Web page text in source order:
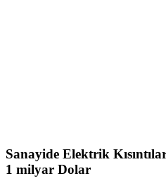
Sanayide Elektrik
1 milyar Dolar